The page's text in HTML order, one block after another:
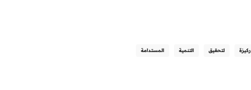
ركيزة لتحقيق التنمية المستدامة